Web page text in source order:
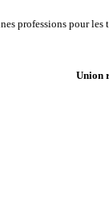
professions pour les
Union